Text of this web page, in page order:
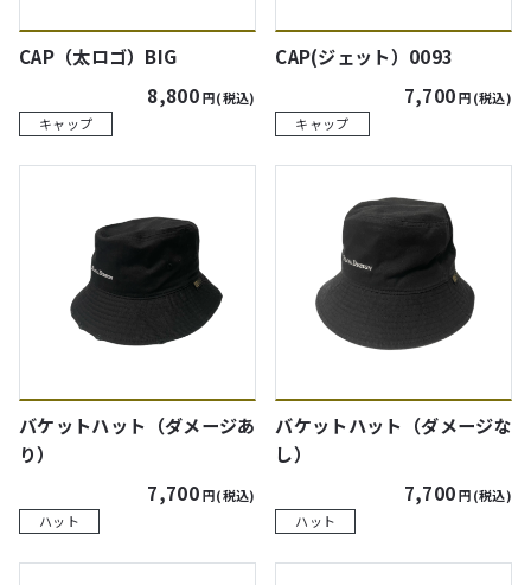
CAP（太ロゴ）BIG
8,800円(税込)
キャップ
CAP(ジェット）0093
7,700円(税込)
キャップ
バケットハット（ダメージあ
り）
7,700円(税込)
ハット
バケットハット（ダメージな
し）
7,700円(税込)
ハット